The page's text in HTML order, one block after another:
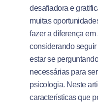
desafiadora e
muitas
fazer a diferença
considerando
estar se
necessárias para
psicologia. Neste
características que